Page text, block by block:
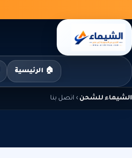
المحتوى
🏠 الرئيسية
الشيماء للشحن › اتصل بنا